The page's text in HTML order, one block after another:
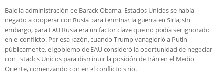
Bajo la administración de Barack Obama, Estados Unidos se había
negado a cooperar con Rusia para terminar la guerra en Siria; sin
embargo, para EAU Rusia era un factor clave que no podía ser ignorado
en el conflicto. Por esa razón, cuando Trump vanaglorió a Putin
públicamente, el gobierno de EAU consideró la oportunidad de negociar
con Estados Unidos para disminuir la posición de Irán en el Medio
Oriente, comenzando con en el conflicto sirio.